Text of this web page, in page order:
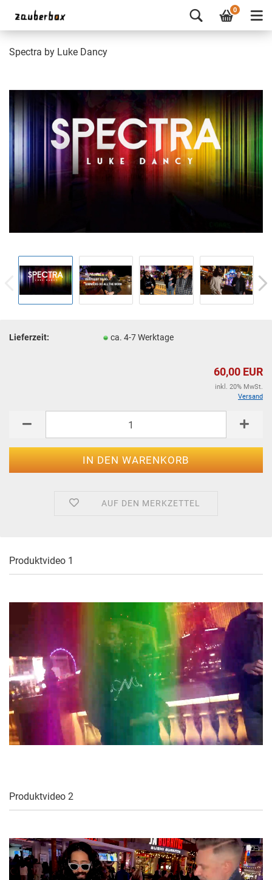
0
Spectra by Luke Dancy
Lieferzeit: ca. 4-7 Werktage
60,00 EUR
inkl. 20% MwSt.
Versand
AUF DEN MERKZETTEL
Produktvideo 1
Produktvideo 2